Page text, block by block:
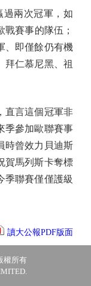
兩次冠軍，如
賽事的隊伍；
、即僅餘仍有機
拜仁慕尼黑、祖
言這個冠軍非
季參加歐聯賽事
時曾效力貝迪斯
賀馬列斯卡奪標
季聯賽僅僅護級
讀大公報PDF版面
權所有